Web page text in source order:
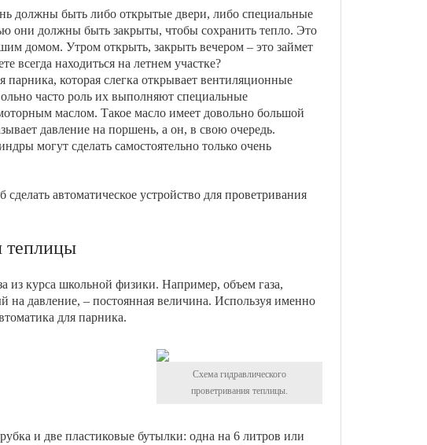
должны быть либо открытые двери, либо специальные
они должны быть закрыты, чтобы сохранить тепло. Это
домом. Утром открыть, закрыть вечером – это займет
находиться на летнем участке?
парника, которая слегка открывает вентиляционные
часто роль их выполняют специальные
маслом. Такое масло имеет довольно большой
давление на поршень, а он, в свою очередь.
могут сделать самостоятельно только очень
сделать автоматическое устройство для проветривания
теплицы
из курса школьной физики. Например, объем газа,
давление, – постоянная величина. Используя именно
для парника.
Схема гидравлического
проветривания теплицы.
и две пластиковые бутылки: одна на 6 литров или